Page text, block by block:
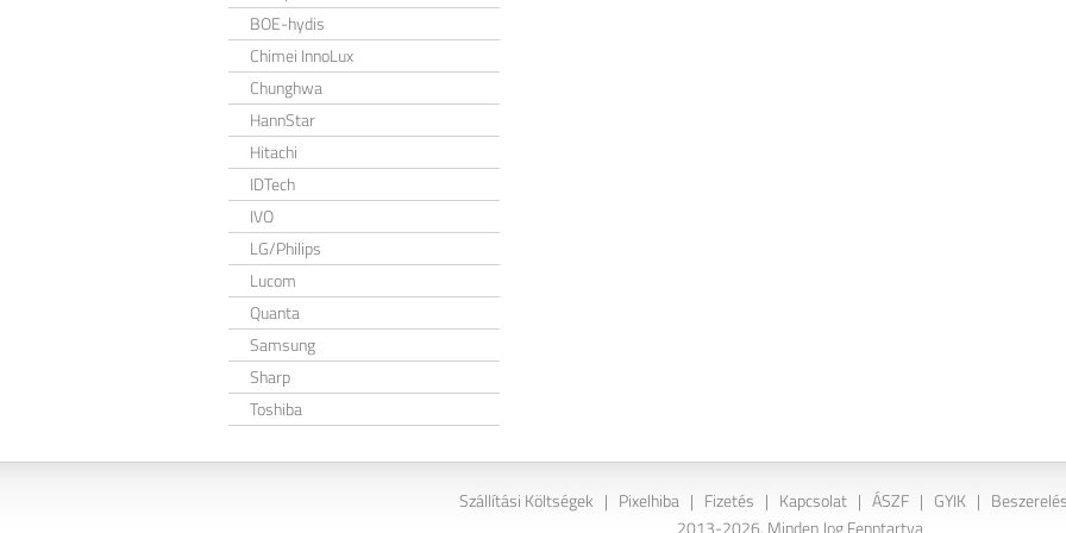
BOE-hydis
Chimei InnoLux
Chunghwa
HannStar
Hitachi
IDTech
IVO
LG/Philips
Lucom
Quanta
Samsung
Sharp
Toshiba
Szállítási Költségek | Pixelhiba | Fizetés | Kapcsolat | ÁSZF | GYIK |
2013-2026. Minden Jog Fenntartva